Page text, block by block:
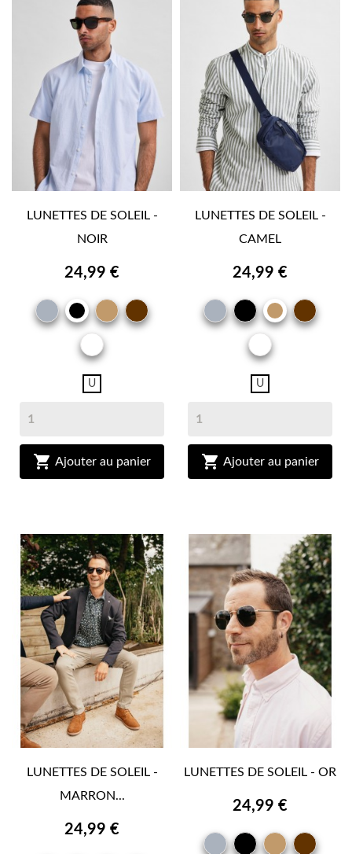
LUNETTES DE SOLEIL -
NOIR
24,99 €
GRISNOIRCAMELMARRON
BRUN
OR
U
 Ajouter au panier
LUNETTES DE SOLEIL -
CAMEL
24,99 €
GRISNOIRCAMEL
OR
U
 Ajouter au panier
LUNETTES DE SOLEIL -
MARRON...
24,99 €
LUNETTES DE SOLEIL - OR
24,99 €
GRISNOIRCAMEL